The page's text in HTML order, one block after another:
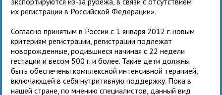
их регистрации в Российской Федерации».
Согласно принятым в России с 1 января 2012 г. новым
критериям регистрации, регистрации подлежат
новорожденные, родившиеся начиная с 22 недели
гестации и весом 500 г. и более. Такие дети должны
быть обеспечены комплексной интенсивной терапией,
включающей в себя нутритивную поддержку. Пока в
нашей стране, по мнению специалистов, данный вид